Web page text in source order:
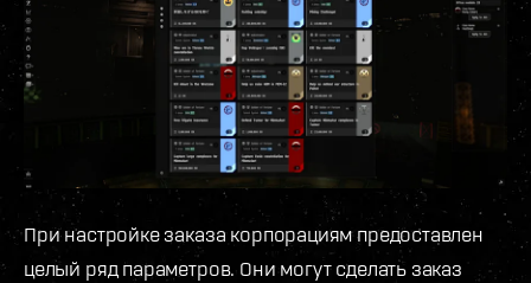
При настройке заказа корпорациям предоставлен
целый ряд параметров. Они могут сделать заказ